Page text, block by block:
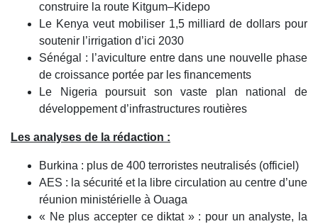
construire la route Kitgum–Kidepo
Le Kenya veut mobiliser 1,5 milliard de dollars pour
soutenir l’irrigation d’ici 2030
Sénégal : l’aviculture entre dans une nouvelle phase
de croissance portée par les financements
Le Nigeria poursuit son vaste plan national de
développement d’infrastructures routières
Les analyses de la rédaction :
Burkina : plus de 400 terroristes neutralisés (officiel)
AES : la sécurité et la libre circulation au centre d’une
réunion ministérielle à Ouaga
« Ne plus accepter ce diktat » : pour un analyste, la